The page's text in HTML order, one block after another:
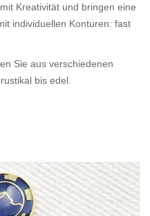
Kreativität und bringen eine
individuellen Konturen: fast
Sie aus verschiedenen
bis edel.